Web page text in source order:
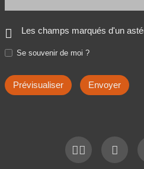
Les champs marqués d'un
Se souvenir de moi ?